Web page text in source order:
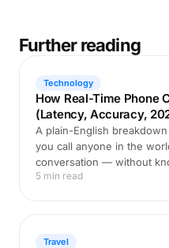
Further reading
Technology
How Real-Time Phone
(Latency, Accuracy,
A plain-English
you call anyone in the
conversation — without
5 min read
Travel